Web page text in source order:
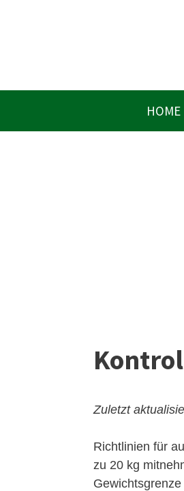
HOME
Zuletzt
Richtlinien für
zu 20 kg